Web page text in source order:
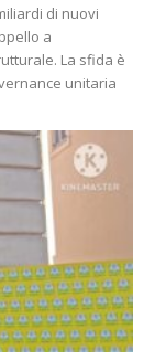
di nuovi
a
La sfida è
unitaria